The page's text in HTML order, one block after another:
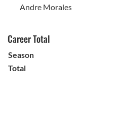
Andre Morales
Career Total
Season
Total